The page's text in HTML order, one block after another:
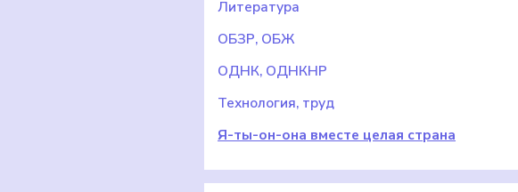
Литература
ОБЗР, ОБЖ
ОДНК, ОДНКНР
Технология, труд
Я-ты-он-она вместе целая страна